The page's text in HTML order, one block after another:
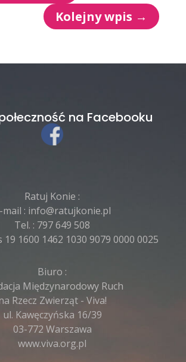
Kolejny wpis →
na Facebooku
Ratuj Konie :
mail : info@ratujkonie.pl
Tel. : 797 649 508
19 1600 1462 1030 9079 0000 0025
Biuro :
Międzynarodowy Ruch
Rzecz Zwierząt - Viva!
ul. Kawęczyńska 16/39
03-772 Warszawa
www.viva.org.pl